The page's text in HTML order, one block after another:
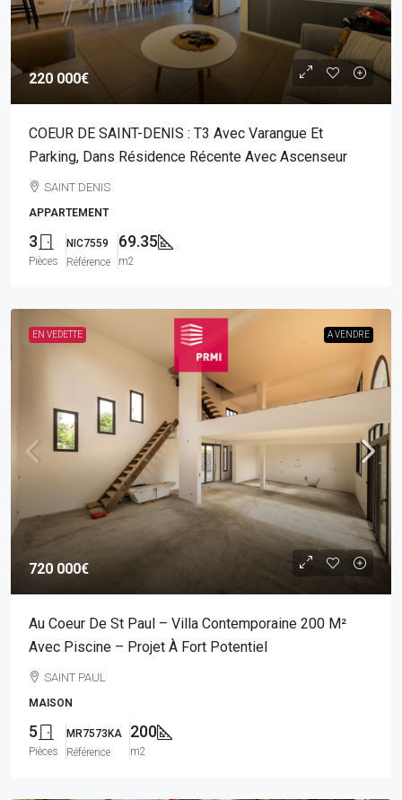
220 000€
COEUR DE SAINT-DENIS : T3 Avec Varangue Et
Parking, Dans Résidence Récente Avec Ascenseur
SAINT DENIS
APPARTEMENT
3
Pièces
NIC7559
Référence
69.35
m2
EN VEDETTE A VENDRE
720 000€
Au Coeur De St Paul – Villa Contemporaine 200 M²
Avec Piscine – Projet À Fort Potentiel
SAINT PAUL
MAISON
5
Pièces
MR7573KA
Référence
200
m2